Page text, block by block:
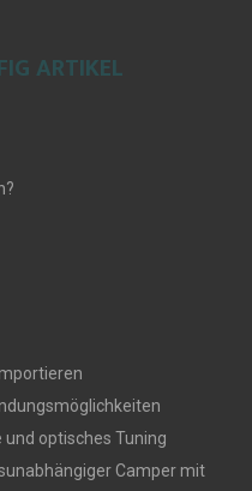
ARTIKEL
optisches Tuning
Camper mit